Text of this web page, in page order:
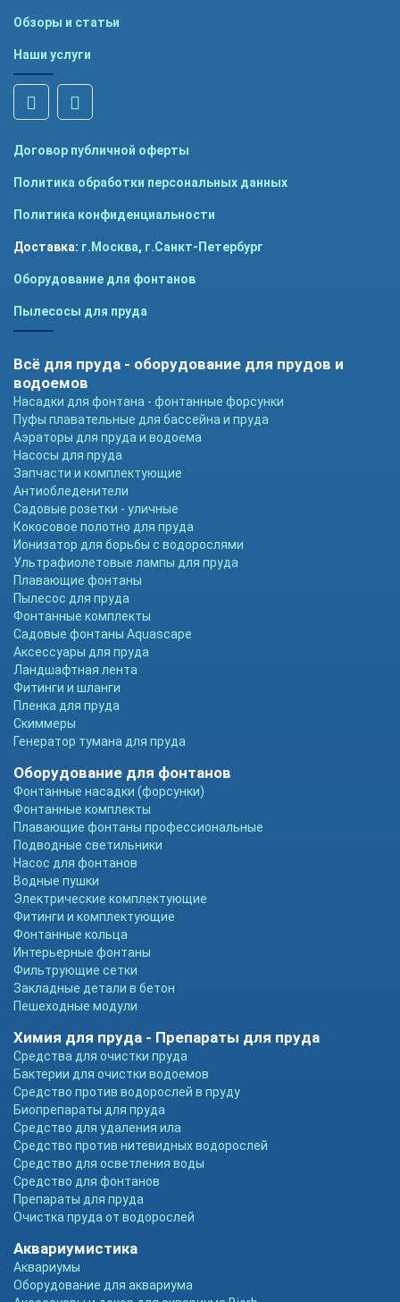
Обзоры и статьи
Наши услуги
Договор публичной оферты
Политика обработки персональных данных
Политика конфиденциальности
Доставка: г.Москва, г.Санкт-Петербург
Оборудование для фонтанов
Пылесосы для пруда
Всё для пруда - оборудование для прудов и
водоемов
Насадки для фонтана - фонтанные форсунки
Пуфы плавательные для бассейна и пруда
Аэраторы для пруда и водоема
Насосы для пруда
Запчасти и комплектующие
Антиобледенители
Садовые розетки - уличные
Кокосовое полотно для пруда
Ионизатор для борьбы с водорослями
Ультрафиолетовые лампы для пруда
Плавающие фонтаны
Пылесос для пруда
Фонтанные комплекты
Садовые фонтаны Aquascape
Аксессуары для пруда
Ландшафтная лента
Фитинги и шланги
Пленка для пруда
Скиммеры
Генератор тумана для пруда
Оборудование для фонтанов
Фонтанные насадки (форсунки)
Фонтанные комплекты
Плавающие фонтаны профессиональные
Подводные светильники
Насос для фонтанов
Водные пушки
Электрические комплектующие
Фитинги и комплектующие
Фонтанные кольца
Интерьерные фонтаны
Фильтрующие сетки
Закладные детали в бетон
Пешеходные модули
Химия для пруда - Препараты для пруда
Средства для очистки пруда
Бактерии для очистки водоемов
Средство против водорослей в пруду
Биопрепараты для пруда
Средство для удаления ила
Средство против нитевидных водорослей
Средство для осветления воды
Средство для фонтанов
Препараты для пруда
Очистка пруда от водорослей
Аквариумистика
Аквариумы
Оборудование для аквариума